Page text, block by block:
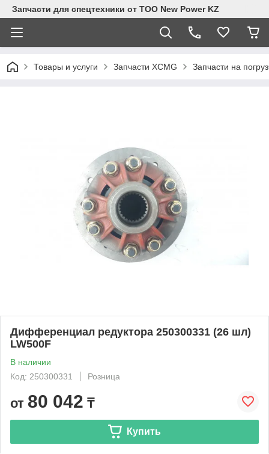
Запчасти для спецтехники от ТОО New Power KZ
Товары и услуги Запчасти XCMG Запчасти на
Дифференциал редуктора 250300331 (26 шл)
LW500F
В наличии
Код: 250300331
Розница
от 80 042 ₸
Купить